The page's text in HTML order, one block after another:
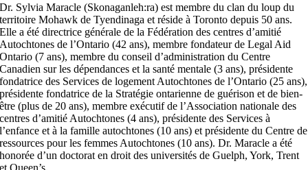
Dr. Sylvia Maracle (Skonaganleh:ra) est membre du clan du loup du
territoire Mohawk de Tyendinaga et réside à Toronto depuis 50 ans.
Elle a été directrice générale de la Fédération des centres d’amitié
Autochtones de l’Ontario (42 ans), membre fondateur de Legal Aid
Ontario (7 ans), membre du conseil d’administration du Centre
Canadien sur les dépendances et la santé mentale (3 ans), présidente
fondatrice des Services de logement Autochtones de l’Ontario (25 ans),
présidente fondatrice de la Stratégie ontarienne de guérison et de bien-
être (plus de 20 ans), membre exécutif de l’Association nationale des
centres d’amitié Autochtones (4 ans), présidente des Services à
l’enfance et à la famille autochtones (10 ans) et présidente du Centre de
ressources pour les femmes Autochtones (10 ans). Dr. Maracle a été
honorée d’un doctorat en droit des universités de Guelph, York, Trent
et Queen’s.